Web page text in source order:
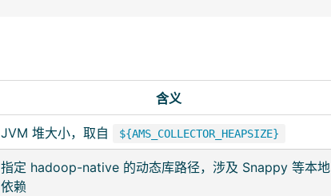
含义
JVM 堆大小，取自 ${AMS_COLLECTOR_HEAPSIZE}
指定 hadoop-native 的动态库路径，涉及 Snappy 等本地
依赖